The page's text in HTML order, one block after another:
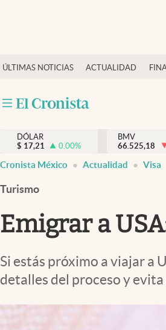
ÚLTIMAS NOTICIAS ACTUALIDAD
Actualidad
Internacionales
Opinión
Brand Strategy
Vida y estilo
Tv
Clima
DÓLAR
$ 17,21 0.00%
BMV
66.525,18
Cronista México Actualidad Visa
Turismo
Emigrar a
Si estás próximo a viajar a
detalles del proceso y